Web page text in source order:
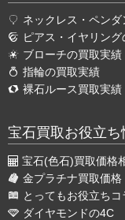
ネックレス・ペン
ピアス・イヤリン
ブローチの買取実績
指輪の買取実績
裸石ルース買取実績
宝石買取お役立ち
宝石(色石)買取価格
金プラチナ買取価格
とってもお役立ちコ
ダイヤモンドの4C